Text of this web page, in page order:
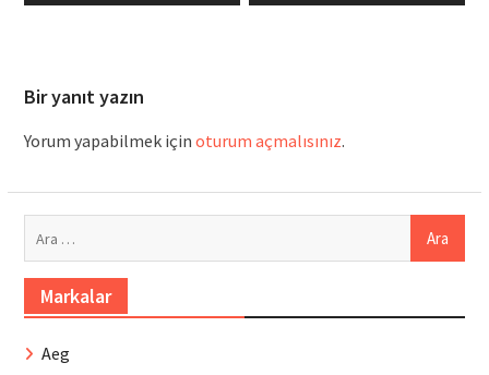
Bir yanıt yazın
Yorum yapabilmek için oturum açmalısınız.
Markalar
Aeg